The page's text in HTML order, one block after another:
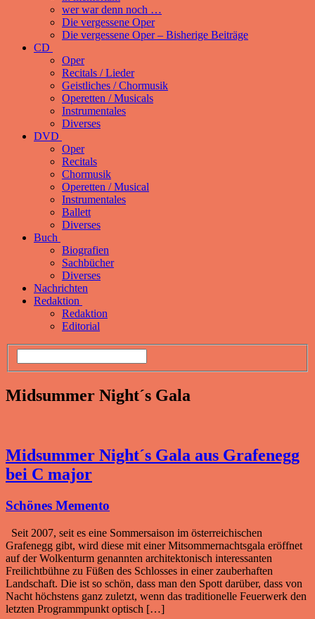
wer war denn noch …
Die vergessene Oper
Die vergessene Oper – Bisherige Beiträge
CD
Oper
Recitals / Lieder
Geistliches / Chormusik
Operetten / Musicals
Instrumentales
Diverses
DVD
Oper
Recitals
Chormusik
Operetten / Musical
Instrumentales
Ballett
Diverses
Buch
Biografien
Sachbücher
Diverses
Nachrichten
Redaktion
Redaktion
Editorial
Midsummer Night´s Gala
Midsummer Night´s Gala aus Grafenegg
bei C major
Schönes Memento
Seit 2007, seit es eine Sommersaison im österreichischen
Grafenegg gibt, wird diese mit einer Mitsommernachtsgala eröffnet
auf der Wolkenturm genannten architektonisch interessanten
Freilichtbühne zu Füßen des Schlosses in einer zauberhaften
Landschaft. Die ist so schön, dass man den Spott darüber, dass von
Nacht höchstens ganz zuletzt, wenn das traditionelle Feuerwerk den
letzten Programmpunkt optisch […]